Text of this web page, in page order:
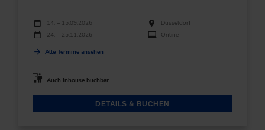
Durchführungen
Veranstaltungsdatum
14. – 15.09.2026
Düsseldorf
24. – 25.11.2026
Online
Alle Termine ansehen
Auch Inhouse buchbar
DETAILS & BUCHEN